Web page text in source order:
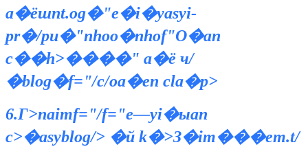
a�ёшnt.og�"е�i�yasyi-
pr�/pu�"nhoо�nhof"О�an
c��h>����" a�ё ч/
�blog�f="/c/oa�en cla�p>
6.Г>naimf="/f="e—yi�ыan
c>�asyblog/> �й k�>З�im���em.t/